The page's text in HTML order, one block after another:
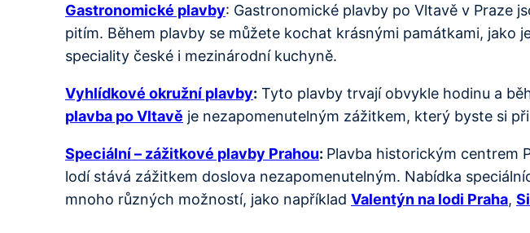
Gastronomické plavby: Gastronomické plavby po Vltavě v Praze
pitím. Během plavby se můžete kochat krásnými památkami, jako
speciality české i mezinárodní kuchyně.
Vyhlídkové okružní plavby: Tyto plavby trvají obvykle hodinu a
plavba po Vltavě je nezapomenutelným zážitkem, který byste si
Speciální – zážitkové plavby Prahou: Plavba historickým centrem
lodí stává zážitkem doslova nezapomenutelným. Nabídka
mnoho různých možností, jako například Valentýn na lodi Praha,